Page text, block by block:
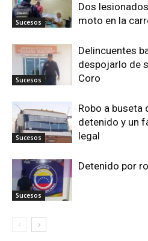
Sucesos
Dos
moto en la
Sucesos
Delincuentes
despojarlo de
Coro
Sucesos
Robo a buseta
detenido y un
legal
Sucesos
Detenido por